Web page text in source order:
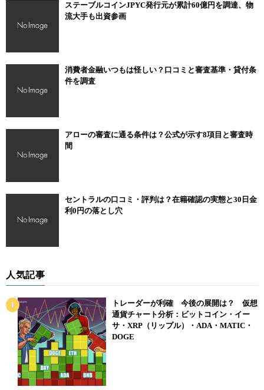
ステーブルコインJPYC発行元が累計60億円を調達、物
流大手も出資参画
消費者金融いつもは怪しい？口コミと審査基準・貸付条
件を調査
アローの審査に通る条件は？公式が示す8項目と審査時
間
セントラルの口コミ・評判は？在籍確認の実態と30日金
利0円の落とし穴
人気記事
トレーダーが利確 今後の展開は？ 仮想
通貨チャート分析：ビットコイン・イー
サ・XRP（リップル）・ADA・MATIC・
DOGE